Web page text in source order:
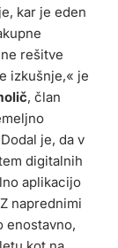
kar je eden
rešitve
izkušnje,« je
, član
je, da v
digitalnih
aplikacijo
naprednimi
enostavno,